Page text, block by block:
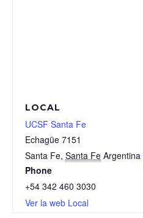
LOCAL
UCSF Santa Fe
Echagüe 7151
Santa Fe, Santa Fe Argentina
Phone
+54 342 460 3030
Ver la web Local